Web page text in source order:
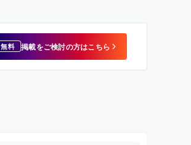
無料 掲載をご検討の方はこちら